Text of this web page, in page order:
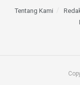
Tentang Kami